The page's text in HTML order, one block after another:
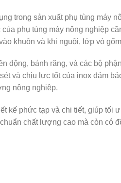
trong sản xuất phụ tùng máy
phụ tùng máy nông nghiệp
khuôn và khi nguội, lớp vỏ
động, bánh răng, và các bộ
và chịu lực tốt của inox đảm
nông nghiệp.
kế phức tạp và chi tiết, giúp
chất lượng cao mà còn có